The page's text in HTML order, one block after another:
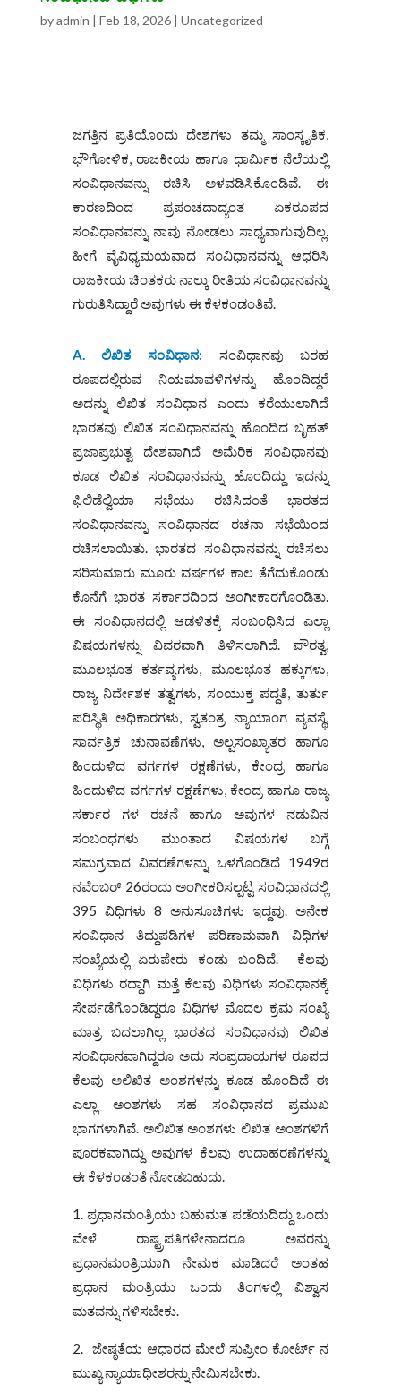
byadmin | Feb 18, 2026| Uncategorized
ಜಗತ್ತಿನ ಪ್ರತಿಯೊಂದು ದೇಶಗಳು ತಮ್ಮ ಸಾಂಸ್ಕೃತಿಕ,
ಭೌಗೋಳಿಕ, ರಾಜಕೀಯ ಹಾಗೂ ಧಾರ್ಮಿಕ ನೆಲೆಯಲ್ಲಿ
ಸಂವಿಧಾನವನ್ನು ರಚಿಸಿ ಅಳವಡಿಸಿಕೊಂಡಿವೆ. ಈ
ಕಾರಣದಿಂದ ಪ್ರಪಂಚದಾದ್ಯಂತ ಏಕರೂಪದ
ಸಂವಿಧಾನವನ್ನು ನಾವು ನೋಡಲು ಸಾಧ್ಯವಾಗುವುದಿಲ್ಲ.
ಹೀಗೆ ವೈವಿಧ್ಯಮಯವಾದ ಸಂವಿಧಾನವನ್ನು ಆಧರಿಸಿ
ರಾಜಕೀಯ ಚಿಂತಕರು ನಾಲ್ಕು ರೀತಿಯ ಸಂವಿಧಾನವನ್ನು
ಗುರುತಿಸಿದ್ದಾರೆ ಅವುಗಳು ಈ ಕೆಳಕಂಡಂತಿವೆ.
A.ಲಿಖಿತ ಸಂವಿಧಾನ: ಸಂವಿಧಾನವು ಬರಹ
ರೂಪದಲ್ಲಿರುವ ನಿಯಮಾವಳಿಗಳನ್ನು ಹೊಂದಿದ್ದರೆ
ಅದನ್ನು ಲಿಖಿತ ಸಂವಿಧಾನ ಎಂದು ಕರೆಯುಲಾಗಿದೆ
ಭಾರತವು ಲಿಖಿತ ಸಂವಿಧಾನವನ್ನು ಹೊಂದಿದ ಬೃಹತ್
ಪ್ರಜಾಪ್ರಭುತ್ವ ದೇಶವಾಗಿದೆ ಅಮೆರಿಕ ಸಂವಿಧಾನವು
ಕೂಡ ಲಿಖಿತ ಸಂವಿಧಾನವನ್ನು ಹೊಂದಿದ್ದು ಇದನ್ನು
ಫಿಲಿಡೆಲ್ವಿಯಾ ಸಭೆಯು ರಚಿಸಿದಂತೆ ಭಾರತದ
ಸಂವಿಧಾನವನ್ನು ಸಂವಿಧಾನದ ರಚನಾ ಸಭೆಯಿಂದ
ರಚಿಸಲಾಯಿತು. ಭಾರತದ ಸಂವಿಧಾನವನ್ನು ರಚಿಸಲು
ಸರಿಸುಮಾರು ಮೂರು ವರ್ಷಗಳ ಕಾಲ ತೆಗೆದುಕೊಂಡು
ಕೊನೆಗೆ ಭಾರತ ಸರ್ಕಾರದಿಂದ ಅಂಗೀಕಾರಗೊಂಡಿತು.
ಈ ಸಂವಿಧಾನದಲ್ಲಿ ಆಡಳಿತಕ್ಕೆ ಸಂಬಂಧಿಸಿದ ಎಲ್ಲಾ
ವಿಷಯಗಳನ್ನು ವಿವರವಾಗಿ ತಿಳಿಸಲಾಗಿದೆ. ಪೌರತ್ವ,
ಮೂಲಭೂತ ಕರ್ತವ್ಯಗಳು, ಮೂಲಭೂತ ಹಕ್ಕುಗಳು,
ರಾಜ್ಯ ನಿರ್ದೇಶಕ ತತ್ವಗಳು, ಸಂಯುಕ್ತ ಪದ್ದತಿ, ತುರ್ತು
ಪರಿಸ್ಥಿತಿ ಅಧಿಕಾರಗಳು, ಸ್ವತಂತ್ರ ನ್ಯಾಯಾಂಗ ವ್ಯವಸ್ಥೆ,
ಸಾರ್ವತ್ರಿಕ ಚುನಾವಣೆಗಳು, ಅಲ್ಪಸಂಖ್ಯಾತರ ಹಾಗೂ
ಹಿಂದುಳಿದ ವರ್ಗಗಳ ರಕ್ಷಣೆಗಳು, ಕೇಂದ್ರ ಹಾಗೂ
ಹಿಂದುಳಿದ ವರ್ಗಗಳ ರಕ್ಷಣೆಗಳು, ಕೇಂದ್ರ ಹಾಗೂ ರಾಜ್ಯ
ಸರ್ಕಾರ ಗಳ ರಚನೆ ಹಾಗೂ ಅವುಗಳ ನಡುವಿನ
ಸಂಬಂಧಗಳು ಮುಂತಾದ ವಿಷಯಗಳ ಬಗ್ಗೆ
ಸಮಗ್ರವಾದ ವಿವರಣೆಗಳನ್ನು ಒಳಗೊಂಡಿದೆ 1949ರ
ನವೆಂಬರ್ 26ರಂದು ಅಂಗೀಕರಿಸಲ್ಪಟ್ಟ ಸಂವಿಧಾನದಲ್ಲಿ
395 ವಿಧಿಗಳು 8 ಅನುಸೂಚಿಗಳು ಇದ್ದವು. ಅನೇಕ
ಸಂವಿಧಾನ ತಿದ್ದುಪಡಿಗಳ ಪರಿಣಾಮವಾಗಿ ವಿಧಿಗಳ
ಸಂಖ್ಯೆಯಲ್ಲಿ ಏರುಪೇರು ಕಂಡು ಬಂದಿದೆ. ಕೆಲವು
ವಿಧಿಗಳು ರದ್ದಾಗಿ ಮತ್ತೆ ಕೆಲವು ವಿಧಿಗಳು ಸಂವಿಧಾನಕ್ಕೆ
ಸೇರ್ಪಡೆಗೊಂಡಿದ್ದರೂ ವಿಧಿಗಳ ಮೊದಲ ಕ್ರಮ ಸಂಖ್ಯೆ
ಮಾತ್ರ ಬದಲಾಗಿಲ್ಲ ಭಾರತದ ಸಂವಿಧಾನವು ಲಿಖಿತ
ಸಂವಿಧಾನವಾಗಿದ್ದರೂ ಅದು ಸಂಪ್ರದಾಯಗಳ ರೂಪದ
ಕೆಲವು ಅಲಿಖಿತ ಅಂಶಗಳನ್ನು ಕೂಡ ಹೊಂದಿದೆ ಈ
ಎಲ್ಲಾ ಅಂಶಗಳು ಸಹ ಸಂವಿಧಾನದ ಪ್ರಮುಖ
ಭಾಗಗಳಾಗಿವೆ. ಅಲಿಖಿತ ಅಂಶಗಳು ಲಿಖಿತ ಅಂಶಗಳಿಗೆ
ಪೂರಕವಾಗಿದ್ದು ಅವುಗಳ ಕೆಲವು ಉದಾಹರಣೆಗಳನ್ನು
ಈ ಕೆಳಕಂಡಂತೆ ನೋಡಬಹುದು.
1. ಪ್ರಧಾನಮಂತ್ರಿಯು ಬಹುಮತ ಪಡೆಯದಿದ್ದು ಒಂದು
ವೇಳೆ ರಾಷ್ಟ್ರಪತಿಗಳೇನಾದರೂ ಅವರನ್ನು
ಪ್ರಧಾನಮಂತ್ರಿಯಾಗಿ ನೇಮಕ ಮಾಡಿದರೆ ಅಂತಹ
ಪ್ರಧಾನ ಮಂತ್ರಿಯು ಒಂದು ತಿಂಗಳಲ್ಲಿ ವಿಶ್ವಾಸ
ಮತವನ್ನು ಗಳಿಸಬೇಕು.
2. ಜೇಷ್ಠತೆಯ ಆಧಾರದ ಮೇಲೆ ಸುಪ್ರೀಂ ಕೋರ್ಟ್ ನ
ಮುಖ್ಯ ನ್ಯಾಯಾಧೀಶರನ್ನು ನೇಮಿಸಬೇಕು.